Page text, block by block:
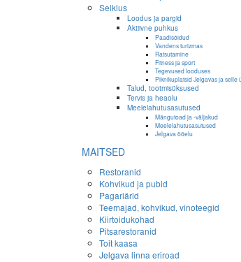
Seiklus
Loodus ja pargid
Aktiivne puhkus
Paadisõidud
Vandens turizmas
Ratsutamine
Fitness ja sport
Tegevused looduses
Piknikuplatsid Jelgavas ja selle
Talud, tootmisüksused
Tervis ja heaolu
Meelelahutusasutused
Mängutoad ja -väljakud
Meelelahutusasutused
Jelgava ööelu
MAITSED
Restoranid
Kohvikud ja pubid
Pagariärid
Teemajad, kohvikud, vinoteegid
Kiirtoidukohad
Pitsarestoranid
Toit kaasa
Jelgava linna eriroad